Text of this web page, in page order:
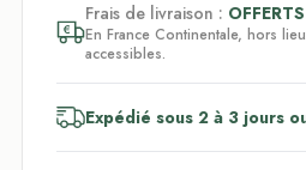
Frais de livraison : OFFERTS
En France Continentale, hors
accessibles.
Expédié sous 2 à 3 jours